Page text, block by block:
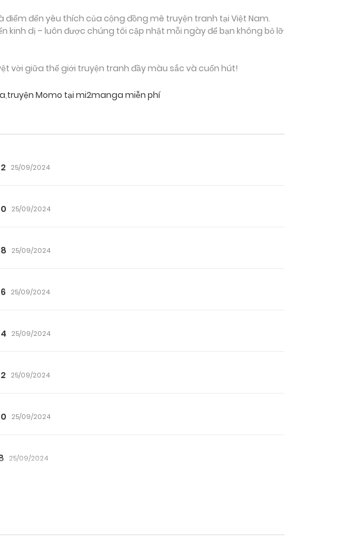
đến yêu thích của cộng đồng mê truyện tranh tại Việt Nam.
dị – luôn được chúng tôi cập nhật mỗi ngày để bạn không bỏ lỡ
vời giữa thế giới truyện tranh đầy màu sắc và cuốn hút!
,truyện Momo tại mi2manga miễn phí
25/09/2024
25/09/2024
25/09/2024
25/09/2024
25/09/2024
25/09/2024
25/09/2024
25/09/2024